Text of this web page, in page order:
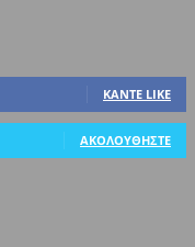
ΚΆΝΤΕ LIKE
ΑΚΟΛΟΥΘΉΣΤΕ